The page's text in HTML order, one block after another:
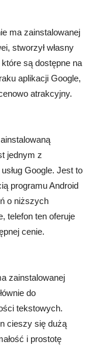
ma zainstalowanej
stworzył własny
są dostępne na
aplikacji Google,
atrakcyjny.
jednym z
Google. Jest to
programu Android
o niższych
telefon ten oferuje
cenie.
zainstalowanej
do
tekstowych.
cieszy się dużą
i prostotę